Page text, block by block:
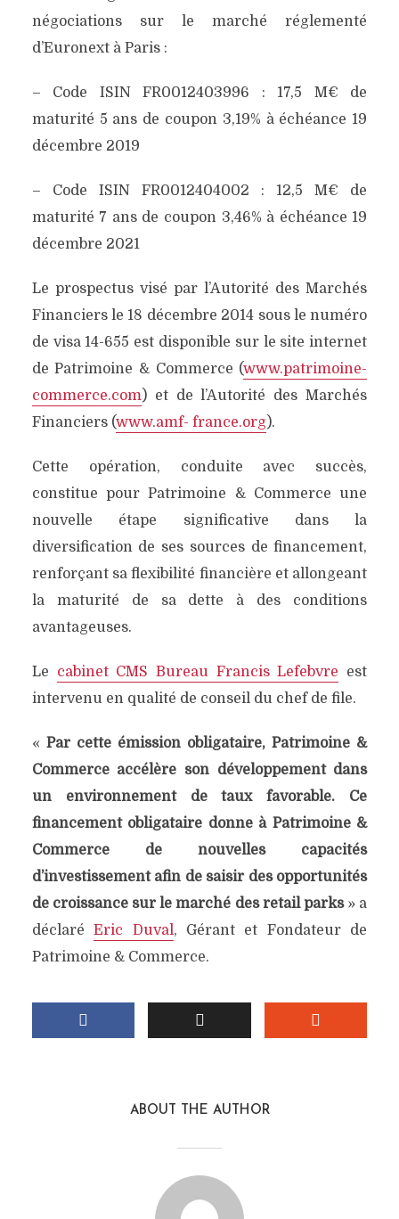
négociations sur le marché réglementé
d’Euronext à Paris :
– Code ISIN FR0012403996 : 17,5 M€ de
maturité 5 ans de coupon 3,19% à échéance 19
décembre 2019
– Code ISIN FR0012404002 : 12,5 M€ de
maturité 7 ans de coupon 3,46% à échéance 19
décembre 2021
Le prospectus visé par l’Autorité des Marchés
Financiers le 18 décembre 2014 sous le numéro
de visa 14-655 est disponible sur le site internet
de Patrimoine & Commerce (www.patrimoine-
commerce.com) et de l’Autorité des Marchés
Financiers (www.amf- france.org).
Cette opération, conduite avec succès,
constitue pour Patrimoine & Commerce une
nouvelle étape significative dans la
diversification de ses sources de financement,
renforçant sa flexibilité financière et allongeant
la maturité de sa dette à des conditions
avantageuses.
Le cabinet CMS Bureau Francis Lefebvre est
intervenu en qualité de conseil du chef de file.
« Par cette émission obligataire, Patrimoine &
Commerce accélère son développement dans
un environnement de taux favorable. Ce
financement obligataire donne à Patrimoine &
Commerce de nouvelles capacités
d’investissement afin de saisir des opportunités
de croissance sur le marché des retail parks» a
déclaréEric Duval, Gérant et Fondateur de
Patrimoine & Commerce.
ABOUT THE AUTHOR